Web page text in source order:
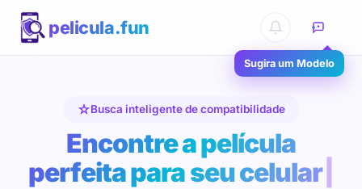
pelicula.fun
Sugira um Modelo
Busca inteligente de compatibilidade
Encontre a película
perfeita para seu celular